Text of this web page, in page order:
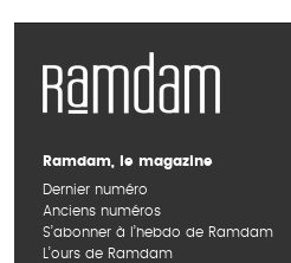
Ramdam, le magazine
Dernier numéro
Anciens numéros
S’abonner à l’hebdo de Ramdam
L’ours de Ramdam